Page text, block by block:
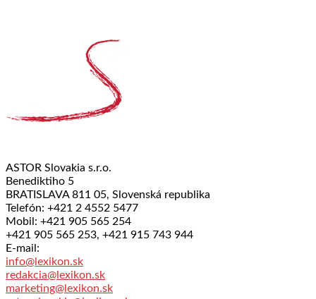
ASTOR Slovakia s.r.o.
Benediktiho 5
BRATISLAVA 811 05, Slovenská republika
Telefón: +421 2 4552 5477
Mobil: +421 905 565 254
+421 905 565 253, +421 915 743 944
E-mail:
info@lexikon.sk
redakcia@lexikon.sk
marketing@lexikon.sk